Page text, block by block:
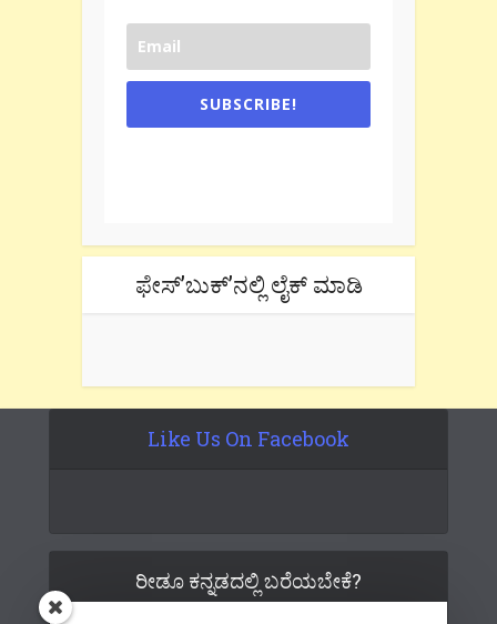
SUBSCRIBE!
ಫೇಸ್’ಬುಕ್’ನಲ್ಲಿ ಲೈಕ್ ಮಾಡಿ
Like Us On Facebook
ರೀಡೂ ಕನ್ನಡದಲ್ಲಿ ಬರೆಯಬೇಕೆ?